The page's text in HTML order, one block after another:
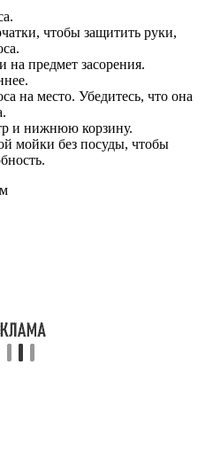
чтобы защитить руки,
на предмет засорения.
на место. Убедитесь, что она
и нижнюю корзину.
мойки без посуды, чтобы